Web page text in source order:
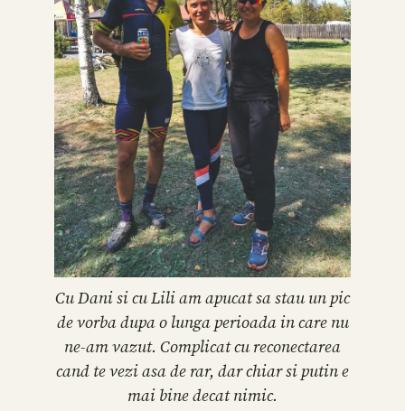
Cu Dani si cu Lili am apucat sa stau un pic
de vorba dupa o lunga perioada in care nu
ne-am vazut. Complicat cu reconectarea
cand te vezi asa de rar, dar chiar si putin e
mai bine decat nimic.